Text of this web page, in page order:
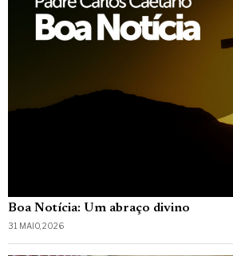
Boa Notícia: Um abraço divino
31 MAIO, 2026